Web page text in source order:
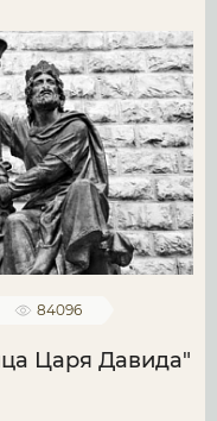
84096
Царя Давида"